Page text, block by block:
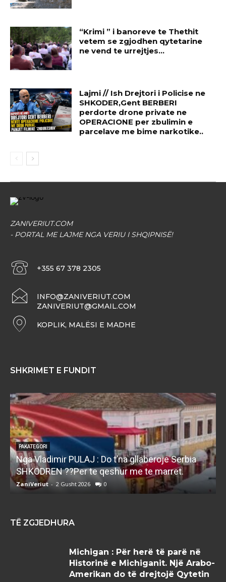
“Krimi ” i banoreve te Thethit
vetem se zgjodhen qytetarine
ne vend te urrejtjes…
Lajmi // Ish Drejtori i Policise ne
SHKODER,Gent BERBERI
perdorte drone private ne
OPERACIONE per zbulimin e
parcelave me bime narkotike..
ZANIVERIUT.COM
- PORTAL ME LAJME NGA VERIU I SHQIPNISË!
+355 67 378 2305
INFO@ZANIVERIUT.COM
ZANIVERIUT@GMAIL.COM
KOPLIK, MALËSI E MADHE
SHKRIMET E FUNDIT
PAKATEGORI
Nga Vladimir PULAJ : Do t’na gllaberoje Serbia
SHKODREN ??Per te qeshur me te marret.
ZaniVeriut - 2 Gusht 2026 0
TË ZGJEDHURA
Michigan : Për herë të parë në
Historinë e Michiganit. Një Arabo-
Amerikan do të drejtojë Qytetin